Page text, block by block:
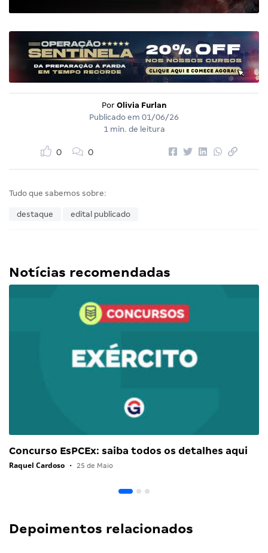
Por Olivia Furlan
Publicado em 01/06/26
1 min. de leitura
0 0
Tudo que sabemos sobre:
destaque edital publicado
Notícias recomendadas
Concurso EsPCEx: saiba todos os detalhes aqui
Raquel Cardoso • 25 de Maio
Depoimentos relacionados